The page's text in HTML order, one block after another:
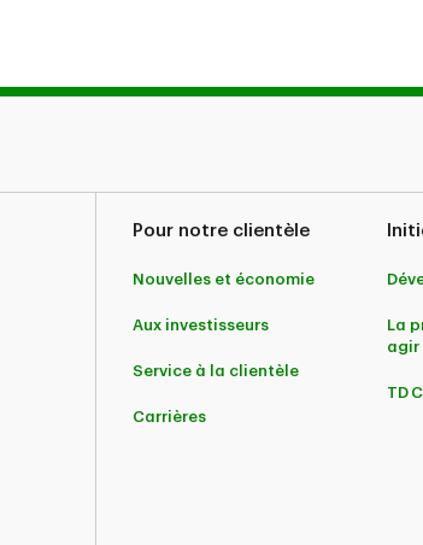
Pour notre clientèle
Nouvelles et économie
Aux investisseurs
Service à la clientèle
Carrières
La
agir
TD